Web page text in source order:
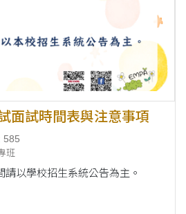
面試時間表與注意事項
585
班
以學校招生系統公告為主。